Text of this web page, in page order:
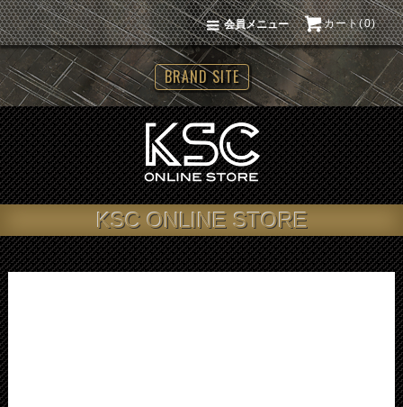
カート(0)
会員メニュー
BRAND SITE
KSC ONLINE STORE